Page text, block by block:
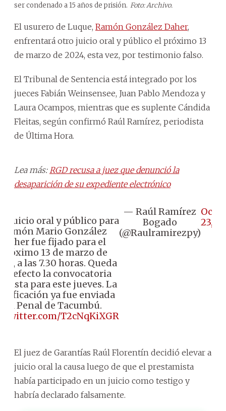
ser condenado a 15 años de prisión. Foto: Archivo.
El usurero de Luque, Ramón González Daher,
enfrentará otro juicio oral y público el próximo 13
de marzo de 2024, esta vez, por testimonio falso.
El Tribunal de Sentencia está integrado por los
jueces Fabián Weinsensee, Juan Pablo Mendoza y
Laura Ocampos, mientras que es suplente Cándida
Fleitas, según confirmó Raúl Ramírez, periodista
de Última Hora.
Lea más: RGD recusa a juez que denunció la
desaparición de su expediente electrónico
juicio oral y público para
Ramón Mario González
Daher fue fijado para el
próximo 13 de marzo de
a las 7.30 horas. Queda
efecto la convocatoria
para este jueves. La
ya fue enviada
al Penal de Tacumbú.
T2cNqKiXGR
— Raúl Ramírez
Bogado
(@Raulramirezpy)
23,
El juez de Garantías Raúl Florentín decidió elevar a
juicio oral la causa luego de que el prestamista
había participado en un juicio como testigo y
habría declarado falsamente.